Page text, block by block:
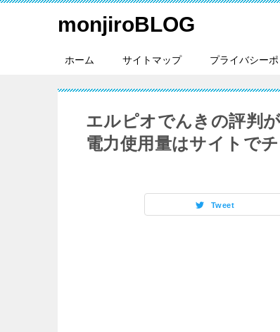
monjiroBLOG
ホーム サイトマップ プライバシー
エルピオでんきの評判
電力使用量はサイトでチ
Tweet